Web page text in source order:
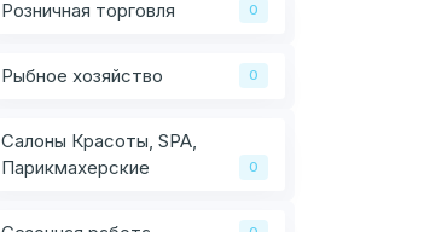
Розничная торговля 0
Рыбное хозяйство 0
Салоны Красоты, SPA,
Парикмахерские
0